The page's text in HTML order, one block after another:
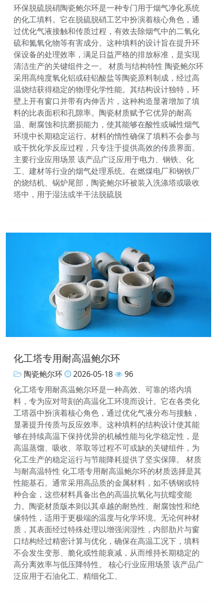
环保脱硫脱硝陶瓷鲍尔环是一种专门用于烟气净化系统
的化工填料。它在脱硫脱硝工艺中扮演着核心角色，通
过优化气液接触和传质过程，有效去除烟气中的二氧化
硫和氮氧化物等有害成分。这种填料的设计旨在提升环
保设备的处理效率，满足日益严格的排放标准，是实现
清洁生产的关键组件之一。 材质与结构特性 陶瓷鲍尔环
采用高纯度氧化铝或硅铝酸盐等陶瓷原料制成，经过高
温烧结获得稳定的物理化学性能。其结构设计独特，环
壁上开有窗口并带有内伸舌片，这种构造显著增加了填
料的比表面积和孔隙率。陶瓷材质赋予它优异的耐高
温、耐腐蚀和抗磨损能力，使其能够在酸性或碱性烟气
环境中长期稳定运行。材料的惰性确保了填料不会参与
或干扰化学反应过程，只专注于提供高效的传质界面。
主要行业应用场景 该产品广泛应用于电力、钢铁、化
工、建材等行业的烟气处理系统。在燃煤电厂和钢铁厂
的烧结机、锅炉尾部，陶瓷鲍尔环被装入洗涤塔或吸收
塔中，用于湿法或半干法脱硫脱
化工塔专用耐高温鲍尔环
陶瓷鲍尔环 2026-05-18
96
化工塔专用耐高温鲍尔环是一种高效、可靠的塔内填
料，专为应对苛刻的高温化工环境而设计。它在各类化
工塔器中扮演着核心角色，通过优化气液分布与接触，
显著提升传质与反应效率。这种填料的结构设计使其能
够在持续高温下保持优异的机械性能与化学稳定性，是
高温蒸馏、吸收、萃取等过程不可或缺的关键组件，为
化工生产的稳定运行与节能降耗提供了坚实保障。 材质
与耐高温特性 化工塔专用耐高温鲍尔环的材质选择是其
性能基石。通常采用高品质的金属材料，如不锈钢或特
种合金，这些材料具备出色的高温抗氧化与抗蠕变能
力。陶瓷材质版本则以其卓越的耐热性、耐腐蚀性和绝
缘特性，适用于更极端的温度与化学环境。无论何种材
质，其表面经过特殊处理以增强润湿性，内部肋片与窗
口结构经过精密计算与优化，确保在高温工况下，填料
不会发生变形、脆化或性能衰减，从而维持长期稳定的
高分离效率与低压降特性。 核心行业应用场景 该产品广
泛应用于石油化工、精细化工、